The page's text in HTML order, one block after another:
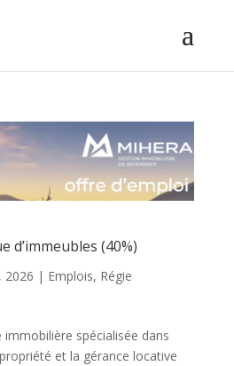
d’immeubles (40%)
2026 | Emplois, Régie
immobilière spécialisée dans
et la gérance locative